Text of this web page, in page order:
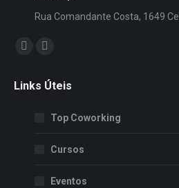
Rua Comandante Costa, 1649
Encontre-nos em:
opens
window
opens
window
Links Úteis
Top Coworking
Cursos
Eventos